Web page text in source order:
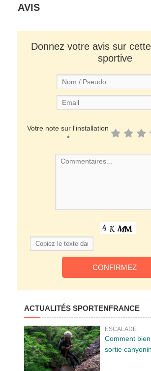
AVIS
Donnez votre avis sur
sportive
Votre note sur l'installation
*
ACTUALITÉS SPORTENFRANCE
ESCALADE
Comment
sortie